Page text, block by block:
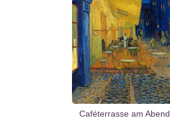
Caféterrasse am Abend